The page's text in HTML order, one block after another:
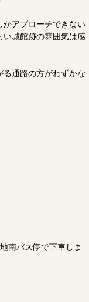
アプローチできない
い城館跡の雰囲気は感
通路の方がわずかな
南バス停で下車しま